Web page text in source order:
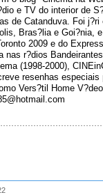
e TV do interior de
de Catanduva. Foi
Bras?lia e Goi?nia,
2009 e do
nas r?dios
(1998-2000),
resenhas especiais
Vers?til Home